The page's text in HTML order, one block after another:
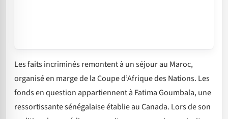
Les faits incriminés remontent à un séjour au Maroc,
organisé en marge de la Coupe d’Afrique des Nations. Les
fonds en question appartiennent à Fatima Goumbala, une
ressortissante sénégalaise établie au Canada. Lors de son